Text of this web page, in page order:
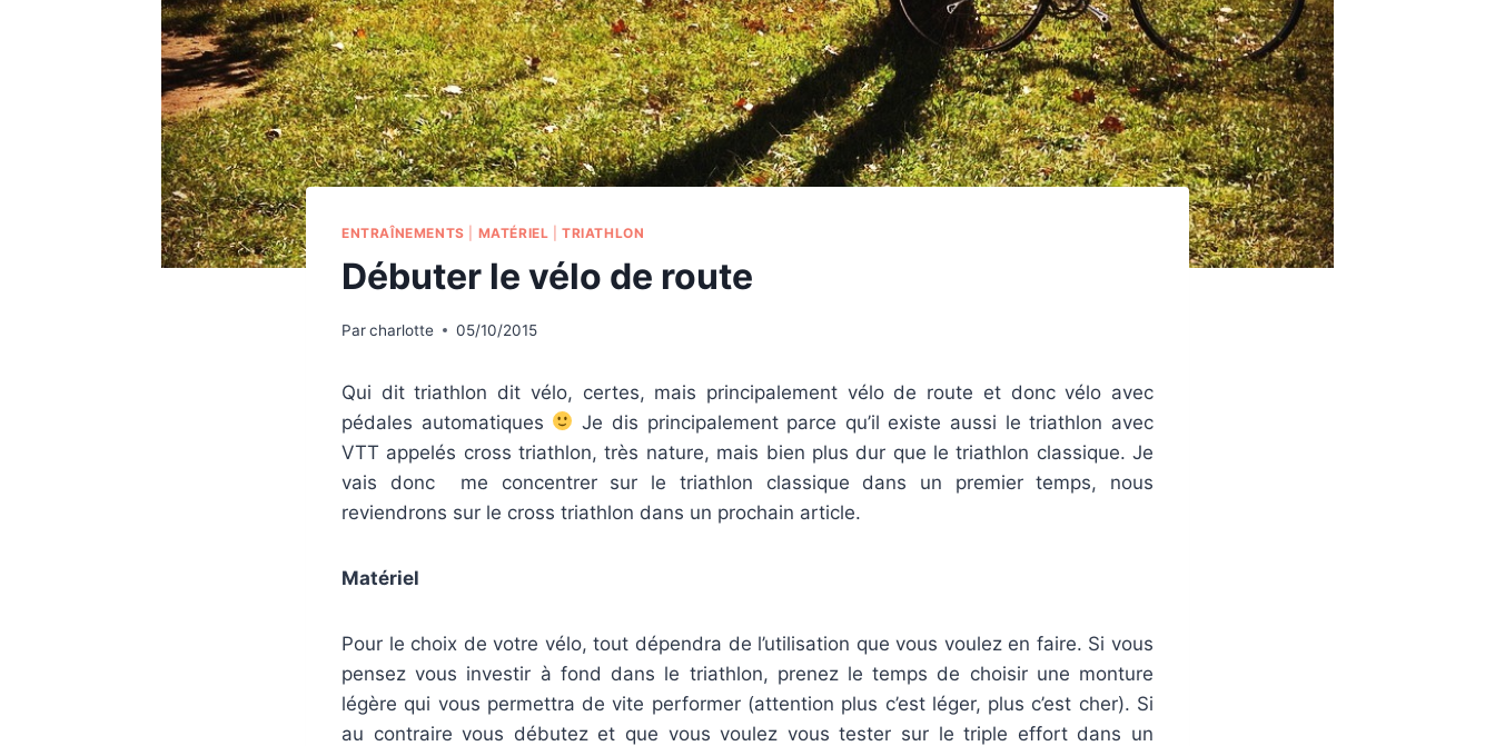
ENTRAÎNEMENTS MATÉRIEL |TRIATHLON
Débuter le vélo de route
Parcharlotte 05/10/2015
Qui dit triathlon dit vélo, certes, mais principalement vélo de route et donc vélo avec
pédales automatiques
Je dis principalement parce qu’il existe aussi le triathlon avec
VTT appelés cross triathlon, très nature, mais bien plus dur que le triathlon classique. Je
vais donc me concentrer sur le triathlon classique dans un premier temps, nous
reviendrons sur le cross triathlon dans un prochain article.
Matériel
Pour le choix de votre vélo, tout dépendra de l’utilisation que vous voulez en faire. Si vous
pensez vous investir à fond dans le triathlon, prenez le temps de choisir une monture
légère qui vous permettra de vite performer (attention plus c’est léger, plus c’est cher). Si
au contraire vous débutez et que vous voulez vous tester sur le triple effort dans un